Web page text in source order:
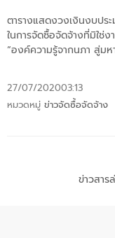
ตารางแสดงวงเงินงบปร
ในการจัดซื้อจัดจ้างที่มิใช่
“องค์ความรู้จากนภา สู่มห
27/07/202003:13
หมวดหมู่ ข่าวจัดซื้อจัดจ้าง
ข่าวสาร